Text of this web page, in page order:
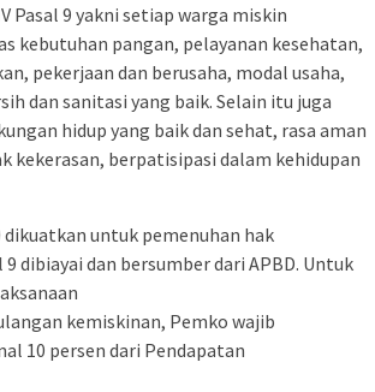
Pasal 9 yakni setiap warga miskin
kebutuhan pangan, pelayanan kesehatan,
pekerjaan dan berusaha, modal usaha,
dan sanitasi yang baik. Selain itu juga
hidup yang baik dan sehat, rasa aman
kekerasan, berpatisipasi dalam kehidupan
dikuatkan untuk pemenuhan hak
dibiayai dan bersumber dari APBD. Untuk
kemiskinan, Pemko wajib
10 persen dari Pendapatan